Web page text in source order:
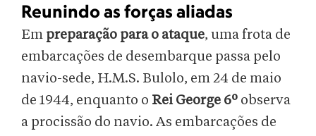
Reunindo as forças aliadas
Em preparação para o ataque, uma frota de
embarcações de desembarque passa pelo
navio-sede, H.M.S. Bulolo, em 24 de maio
de 1944, enquanto o Rei George 6º observa
a procissão do navio. As embarcações de